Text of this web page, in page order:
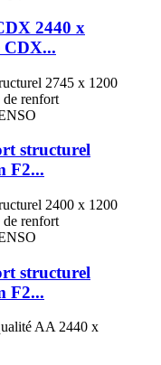
2440 x
CDX...
structurel
F2...
structurel
F2...